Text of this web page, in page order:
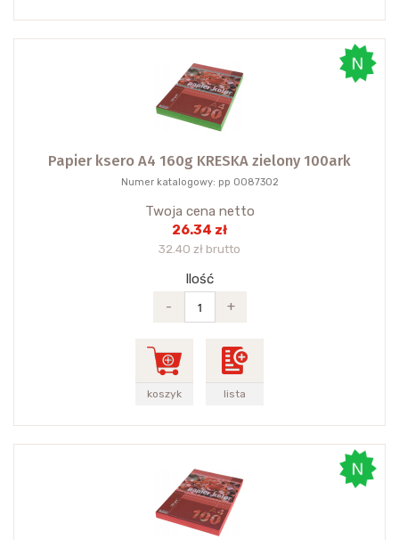
Papier ksero A4 160g KRESKA zielony 100ark
Numer katalogowy: pp 0087302
Twoja cena netto
26.34 zł
32.40 zł brutto
Ilość
-
+
koszyk lista